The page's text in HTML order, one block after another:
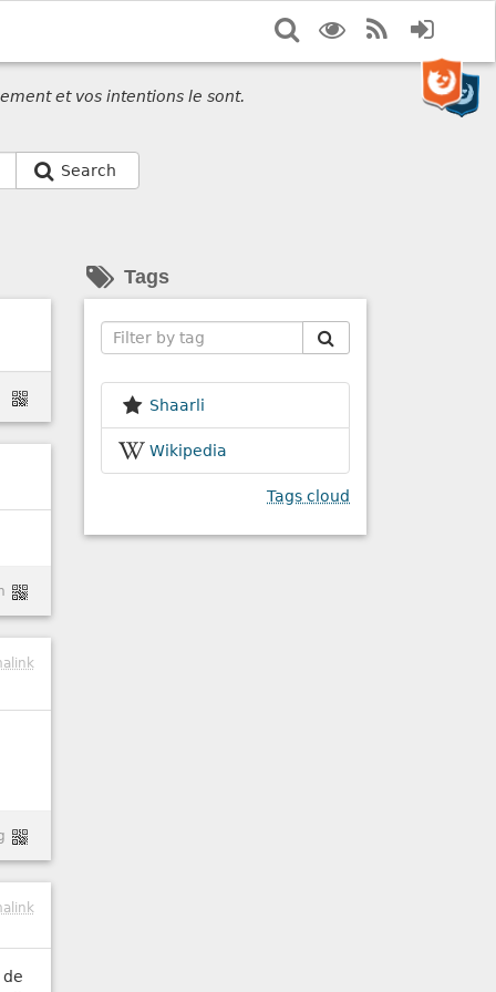
SearchDisplay
RSS
et vos intentions le sont.
Search
Tags
Shaarli
Wikipedia
Tags cloud